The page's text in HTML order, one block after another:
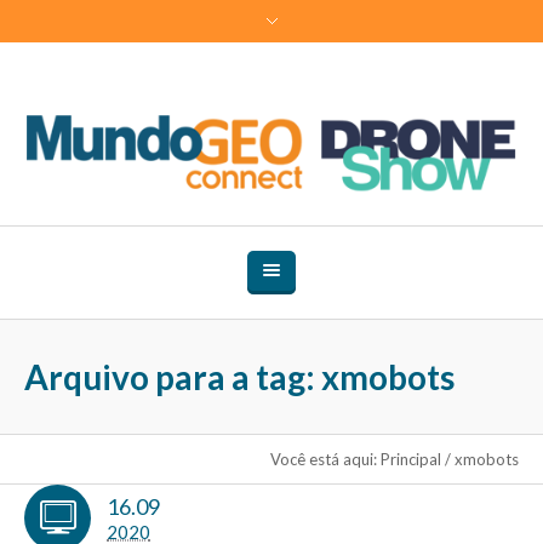
Arquivo para a tag: xmobots
Você está aqui:Principal /xmobots
16.09
2020